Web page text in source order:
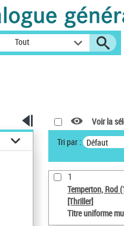
Tout
Voir la
Tri par : Défaut
1
Temperton, Rod
[Thriller]
Titre uniforme